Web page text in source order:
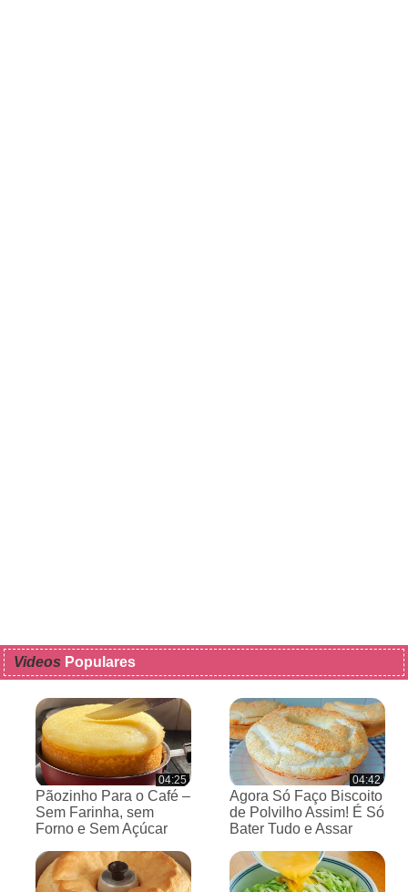
Videos Populares
04:25
Pãozinho Para o Café –
Sem Farinha, sem
Forno e Sem Açúcar
04:42
Agora Só Faço Biscoito
de Polvilho Assim! É Só
Bater Tudo e Assar